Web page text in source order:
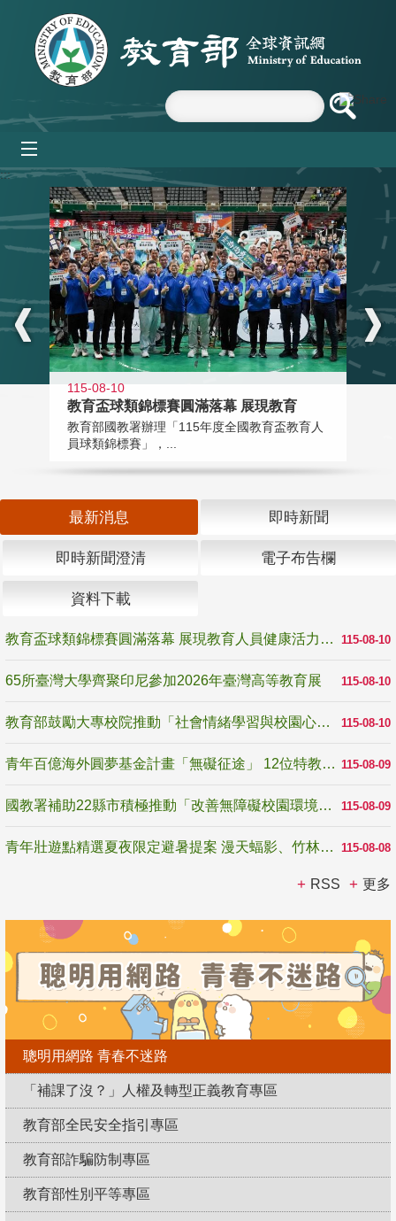
跳到主要內容區塊
:::
115-08-10
教育盃球類錦標賽圓滿落幕 展現教育
教育部國教署辦理「115年度全國教育盃教育人
員球類錦標賽」，...
最新消息 即時新聞
即時新聞澄清 電子布告欄
資料下載
115-08-10
教育盃球類錦標賽圓滿落幕 展現教育人員健康活力與團隊精神
115-08-10
65所臺灣大學齊聚印尼參加2026年臺灣高等教育展
115-08-10
教育部鼓勵大專校院推動「社會情緒學習與校園心理健康促進計畫」 培育校園「心」韌性
115-08-09
青年百億海外圓夢基金計畫「無礙征途」 12位特教與弱勢青年勇闖西班牙 跨越感官限制見證生命蛻變
115-08-09
國教署補助22縣市積極推動「改善無障礙校園環境計畫」 打造友善、安全、無礙學習空間
115-08-08
青年壯遊點精選夏夜限定避暑提案 漫天蝠影、竹林尋蛙、茶香夜觀 邀青年暮色出發
RSS 更多
聰明用網路 青春不迷路
「補課了沒？」人權及轉型正義教育專區
教育部全民安全指引專區
教育部詐騙防制專區
教育部性別平等專區